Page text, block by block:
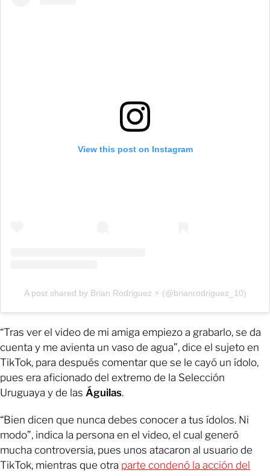
View this post on Instagram
A post shared by Brian Rodriguez ⚡️ (@brianrodriguez_10)
“Tras ver el video de mi amiga empiezo a grabarlo, se da
cuenta y me avienta un vaso de agua”, dice el sujeto en
TikTok, para después comentar que se le cayó un ídolo,
pues era aficionado del extremo de la Selección
Uruguaya y de las Águilas.
“Bien dicen que nunca debes conocer a tus ídolos. Ni
modo”, indica la persona en el video, el cual generó
mucha controversia, pues unos atacaron al usuario de
TikTok, mientras que otra parte condenó la acción del